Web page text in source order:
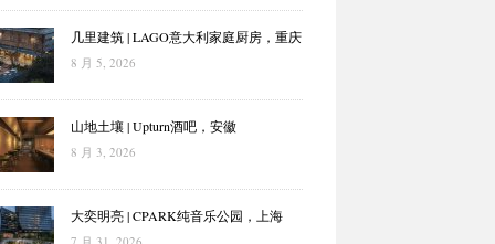
几里建筑 | LAGO意大利家庭厨房，重庆
8 月 5, 2026
山地土壤 | Upturn酒吧，安徽
8 月 3, 2026
大奕明亮 | CPARK纯音乐公园，上海